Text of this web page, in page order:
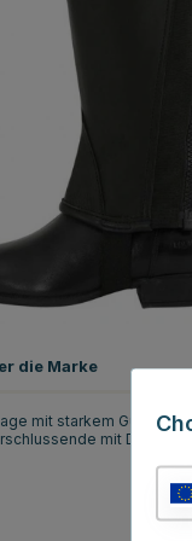
mit starkem
mit
die Marke